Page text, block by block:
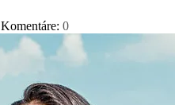
Komentáre: 0